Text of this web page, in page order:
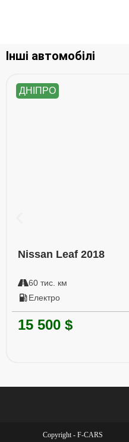
Інші автомобілі
Nissan Leaf 2018
ДНІПРО
60 тис. км
Електро
15 500 $
Copyright - F-CARS